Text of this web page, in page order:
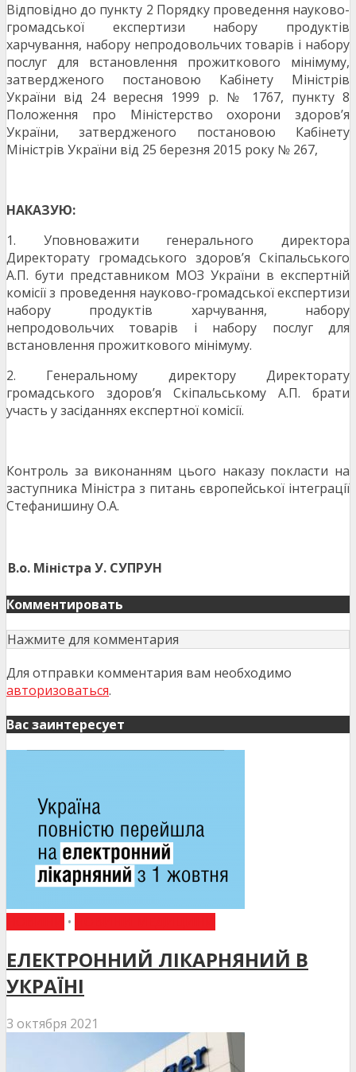
Відповідно до пункту 2 Порядку проведення науково-
громадської експертизи набору продуктів
харчування, набору непродовольчих товарів і набору
послуг для встановлення прожиткового мінімуму,
затвердженого постановою Кабінету Міністрів
України від 24 вересня 1999 р. № 1767, пункту 8
Положення про Міністерство охорони здоров’я
України, затвердженого постановою Кабінету
Міністрів України від 25 березня 2015 року № 267,
НАКАЗУЮ:
1. Уповноважити генерального директора
Директорату громадського здоров’я Скіпальського
А.П. бути представником МОЗ України в експертній
комісії з проведення науково-громадської експертизи
набору продуктів харчування, набору
непродовольчих товарів і набору послуг для
встановлення прожиткового мінімуму.
2. Генеральному директору Директорату
громадського здоров’я Скіпальському А.П. брати
участь у засіданнях експертної комісії.
Контроль за виконанням цього наказу покласти на
заступника Міністра з питань європейської інтеграції
Стефанишину О.А.
В.о. Міністра У. СУПРУН
Комментировать
Нажмите для комментария
Для отправки комментария вам необходимо
авторизоваться.
Вас заинтересует
•
ЕЛЕКТРОННИЙ ЛІКАРНЯНИЙ В
УКРАЇНІ
3 октября 2021